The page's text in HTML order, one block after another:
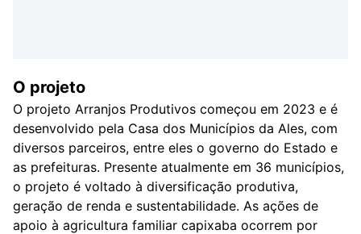
O projeto
O projeto Arranjos Produtivos começou em 2023 e é
desenvolvido pela Casa dos Municípios da Ales, com
diversos parceiros, entre eles o governo do Estado e
as prefeituras. Presente atualmente em 36 municípios,
o projeto é voltado à diversificação produtiva,
geração de renda e sustentabilidade. As ações de
apoio à agricultura familiar capixaba ocorrem por